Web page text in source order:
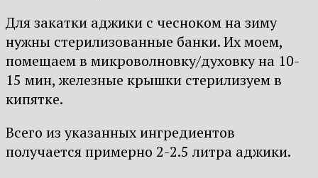
Для закатки аджики с чесноком на зиму
нужны стерилизованные банки. Их моем,
помещаем в микроволновку/духовку на 10-
15 мин, железные крышки стерилизуем в
кипятке.
Всего из указанных ингредиентов
получается примерно 2-2.5 литра аджики.